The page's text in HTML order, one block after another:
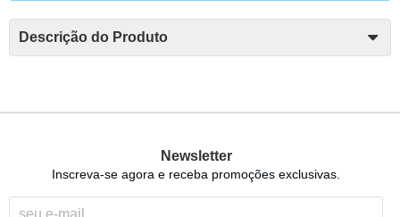
Descrição do Produto
Newsletter
Inscreva-se agora e receba promoções exclusivas.